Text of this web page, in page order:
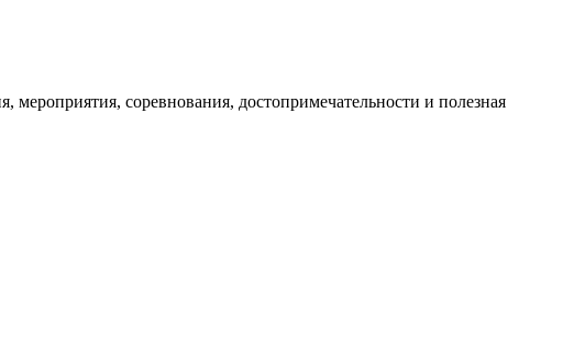
соревнования, достопримечательности и полезная